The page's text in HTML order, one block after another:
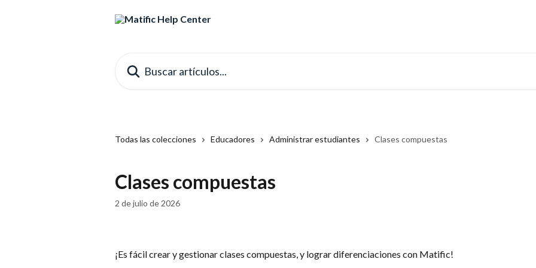
Todas las colecciones Educadores Administrar estudiantes Clases compuestas
Clases compuestas
2 de julio de 2026
¡Es fácil crear y gestionar clases compuestas, y lograr diferenciaciones con Matific!